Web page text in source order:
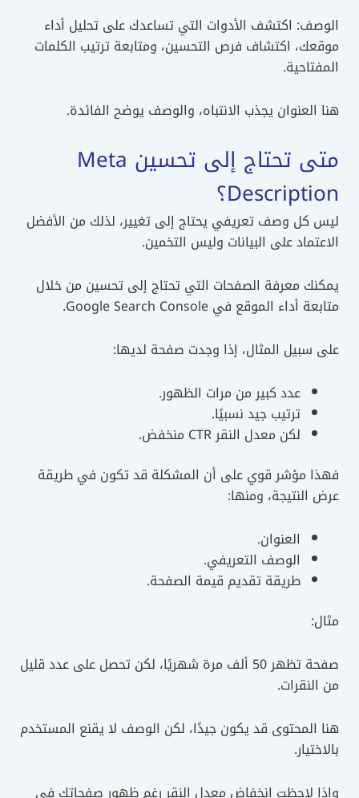
الوصف: اكتشف الأدوات التي تساعدك على تحليل أداء
موقعك، اكتشاف فرص التحسين، ومتابعة ترتيب الكلمات
المفتاحية.
هنا العنوان يجذب الانتباه، والوصف يوضح الفائدة.
متى تحتاج إلى تحسين Meta
Description؟
ليس كل وصف تعريفي يحتاج إلى تغيير، لذلك من الأفضل
الاعتماد على البيانات وليس التخمين.
يمكنك معرفة الصفحات التي تحتاج إلى تحسين من خلال
متابعة أداء الموقع في Google Search Console.
على سبيل المثال، إذا وجدت صفحة لديها:
عدد كبير من مرات الظهور.
ترتيب جيد نسبيًا.
لكن معدل النقر CTR منخفض.
فهذا مؤشر قوي على أن المشكلة قد تكون في طريقة
عرض النتيجة، ومنها:
العنوان.
الوصف التعريفي.
طريقة تقديم قيمة الصفحة.
مثال:
صفحة تظهر 50 ألف مرة شهريًا، لكن تحصل على عدد قليل
من النقرات.
هنا المحتوى قد يكون جيدًا، لكن الوصف لا يقنع المستخدم
بالاختيار.